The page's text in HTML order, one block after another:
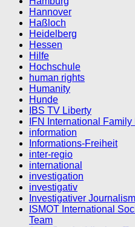
Hannover
Haßloch
Heidelberg
Hessen
Hilfe
Hochschule
human rights
Humanity
Hunde
IBS TV Liberty
IFN International
information
Informations-Freiheit
inter-regio
international
investigation
investigativ
Investigativer
ISMOT International
Team